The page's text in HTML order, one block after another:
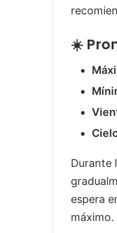
☀️
Durante
espera
máximo.